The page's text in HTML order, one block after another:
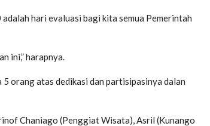
hari evaluasi bagi kita semua Pemerintah
ini,” harapnya.
5 orang atas dedikasi dan partisipasinya dalan
Chaniago (Penggiat Wisata), Asril (Kunango